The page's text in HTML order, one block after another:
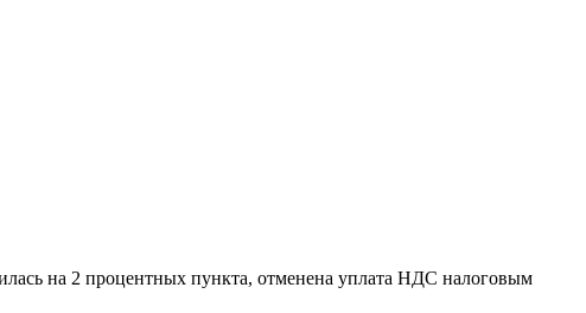
на 2 процентных пункта, отменена уплата НДС налоговым